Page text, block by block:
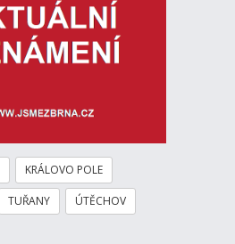
KRÁLOVO POLE
TUŘANY ÚTĚCHOV